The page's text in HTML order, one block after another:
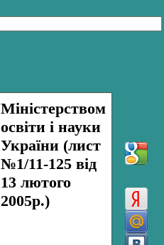
Міністерством
освіти і науки
України (лист
№1/11-125 від
13 лютого
2005р.)